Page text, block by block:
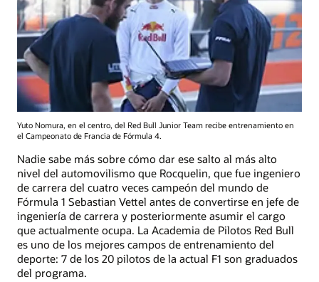
Yuto Nomura, en el centro, del Red Bull Junior Team recibe entrenamiento en
el Campeonato de Francia de Fórmula 4.
Nadie sabe más sobre cómo dar ese salto al más alto
nivel del automovilismo que Rocquelin, que fue ingeniero
de carrera del cuatro veces campeón del mundo de
Fórmula 1 Sebastian Vettel antes de convertirse en jefe de
ingeniería de carrera y posteriormente asumir el cargo
que actualmente ocupa. La Academia de Pilotos Red Bull
es uno de los mejores campos de entrenamiento del
deporte: 7 de los 20 pilotos de la actual F1 son graduados
del programa.